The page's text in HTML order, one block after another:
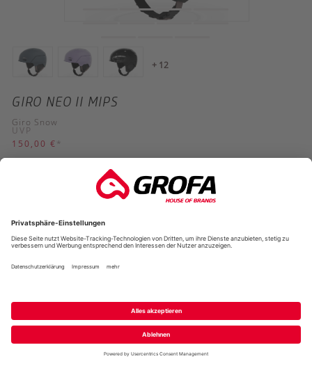
+ 12
GIRO NEO II MIPS
Giro Snow
UVP
150,00 € *